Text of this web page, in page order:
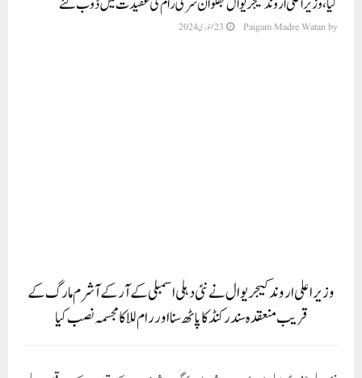
by
Paigam Madre Watan 23 جنوری 2024
نے اپنے حلقہ انتخاب نئی دہلی میں منعقد کئی پروگراموں میں شرکت کی اور دہلی کے
لوگوں کی خوشی، امن، خوشحالی اور ترقی کے لیے دعا کی۔ اس دوران وزیر اعلیٰ نے آر کے
آشرم مارگ پر واقع البرٹ اسکوائر میں رام للا کا مجسمہ بھی نصب کیا۔ جبکہ اے اے پی